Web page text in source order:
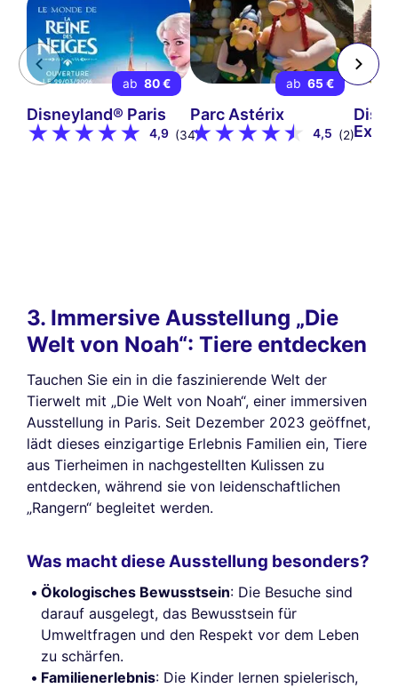
ab 80 €
Disneyland® Paris
4,9 (34)
ab 65 €
Parc Astérix
4,5 (2)
3. Immersive Ausstellung „Die
Welt von Noah“: Tiere entdecken
Tauchen Sie ein in die faszinierende Welt der
Tierwelt mit „Die Welt von Noah“, einer immersiven
Ausstellung in Paris. Seit Dezember 2023 geöffnet,
lädt dieses einzigartige Erlebnis Familien ein, Tiere
aus Tierheimen in nachgestellten Kulissen zu
entdecken, während sie von leidenschaftlichen
„Rangern“ begleitet werden.
Was macht diese Ausstellung besonders?
Ökologisches Bewusstsein: Die Besuche sind
darauf ausgelegt, das Bewusstsein für
Umweltfragen und den Respekt vor dem Leben
zu schärfen.
Familienerlebnis: Die Kinder lernen spielerisch,